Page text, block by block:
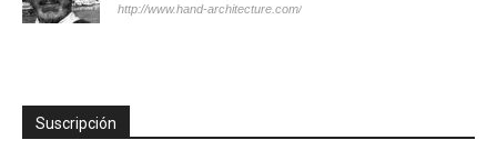
http://www.hand-architecture.com/
Suscripción